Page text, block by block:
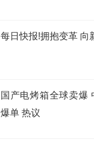
每日快报!拥抱变革 向
国产电烤箱全球卖爆
爆单 热议